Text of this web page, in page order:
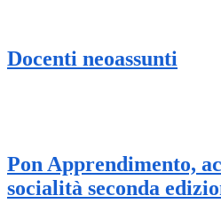
Docenti neoassunti
Pon Apprendimento,
socialità seconda